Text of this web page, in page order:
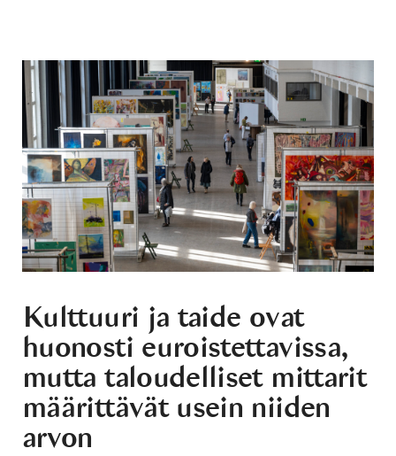
Kulttuuri ja taide ovat
huonosti euroistettavissa,
mutta taloudelliset mittarit
määrittävät usein niiden
arvon